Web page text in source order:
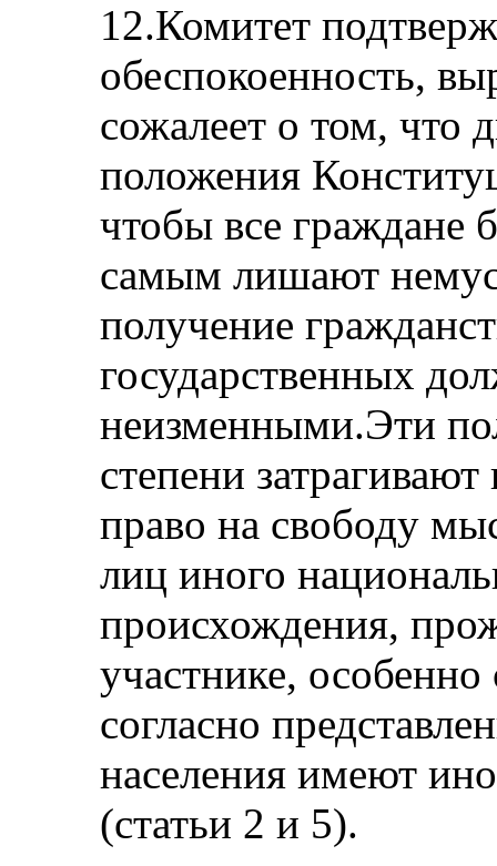
12.Комитет
обеспокоенность,
сожалеет о том, что
положения
чтобы все граждане
самым лишают
получение
государственных
неизменными.Эти
степени
право на свободу
лиц иного
происхождения,
участнике, особенно
согласно
населения имеют
(статьи 2 и 5).